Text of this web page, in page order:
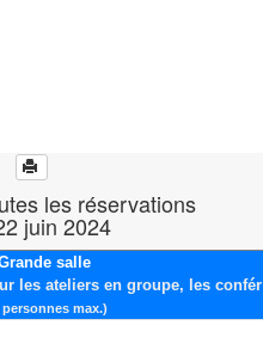
les réservations
juin 2024
salle
les ateliers en groupe, les confér
personnes max.)